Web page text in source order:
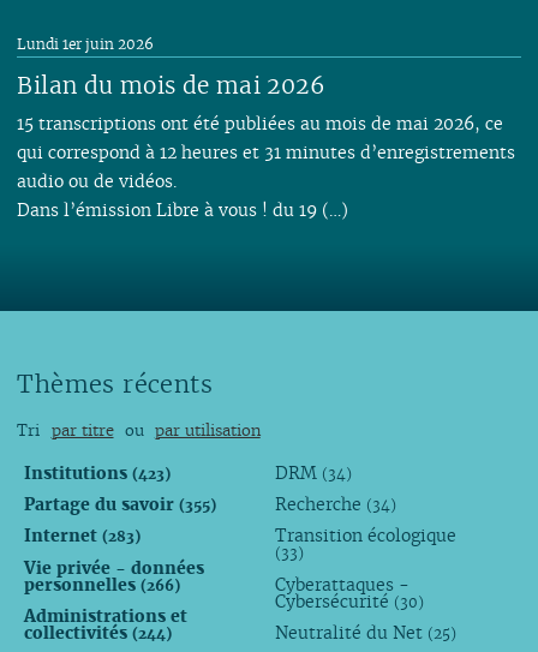
Bilan du mois de mai 2026
Lundi 1er juin 2026
15 transcriptions ont été publiées au mois de mai 2026, ce
qui correspond à 12 heures et 31 minutes d’enregistrements
audio ou de vidéos.
Dans l’émission Libre à vous ! du 19 (…)
Thèmes récents
Tri par titre ou par utilisation
Institutions (423)
Partage du savoir (355)
Internet (283)
Vie privée - données
personnelles (266)
Administrations et
collectivités (244)
DRM (34)
Recherche (34)
Transition écologique
(33)
Cyberattaques -
Cybersécurité (30)
Neutralité du Net (25)